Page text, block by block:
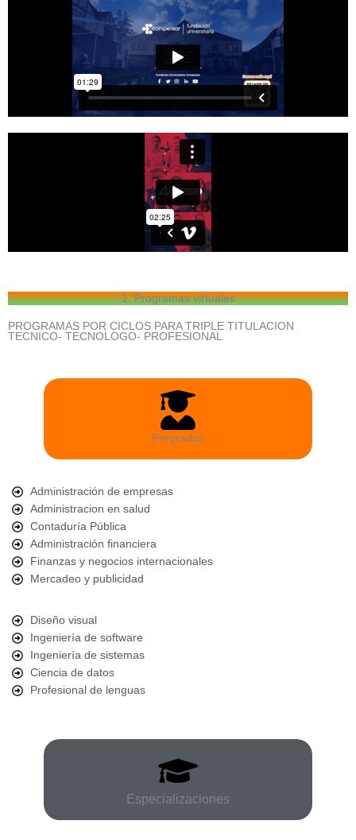
1. Programas virtuales
PROGRAMAS POR CICLOS PARA TRIPLE TITULACION
TECNICO- TECNOLOGO- PROFESIONAL
Pregrados
Administración de empresas
Administracion en salud
Contaduría Pública
Administración financiera
Finanzas y negocios internacionales
Mercadeo y publicidad
Diseño visual
Ingeniería de software
Ingeniería de sistemas
Ciencia de datos
Profesional de lenguas
Especializaciones